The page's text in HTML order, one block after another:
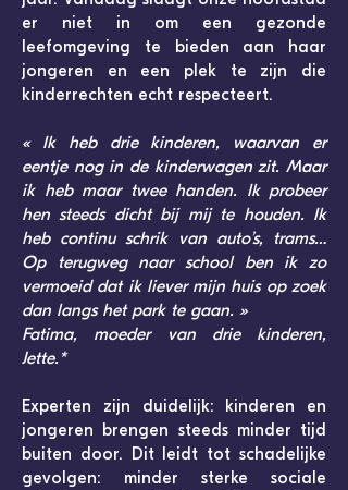
er niet in om een gezonde
leefomgeving te bieden aan haar
jongeren en een plek te zijn die
kinderrechten echt respecteert.
« Ik heb drie kinderen, waarvan er
eentje nog in de kinderwagen zit. Maar
ik heb maar twee handen. Ik probeer
hen steeds dicht bij mij te houden. Ik
heb continu schrik van auto’s, trams…
Op terugweg naar school ben ik zo
vermoeid dat ik liever mijn huis op zoek
dan langs het park te gaan. »
Fatima, moeder van drie kinderen,
Jette.*
Experten zijn duidelijk: kinderen en
jongeren brengen steeds minder tijd
buiten door. Dit leidt tot schadelijke
gevolgen: minder sterke sociale